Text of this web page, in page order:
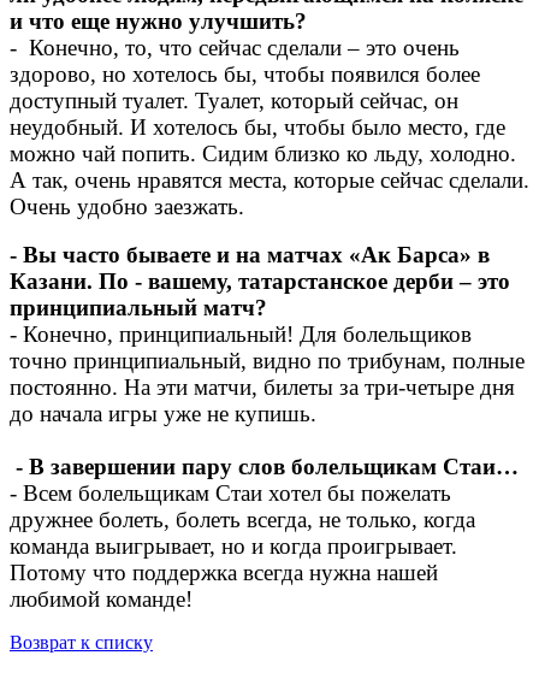
и что еще нужно улучшить?
- Конечно, то, что сейчас сделали – это очень
здорово, но хотелось бы, чтобы появился более
доступный туалет. Туалет, который сейчас, он
неудобный. И хотелось бы, чтобы было место, где
можно чай попить. Сидим близко ко льду, холодно.
А так, очень нравятся места, которые сейчас сделали.
Очень удобно заезжать.
- Вы часто бываете и на матчах «Ак Барса» в
Казани. По - вашему, татарстанское дерби – это
принципиальный матч?
- Конечно, принципиальный! Для болельщиков
точно принципиальный, видно по трибунам, полные
постоянно. На эти матчи, билеты за три-четыре дня
до начала игры уже не купишь.
- В завершении пару слов болельщикам Стаи…
- Всем болельщикам Стаи хотел бы пожелать
дружнее болеть, болеть всегда, не только, когда
команда выигрывает, но и когда проигрывает.
Потому что поддержка всегда нужна нашей
любимой команде!
Возврат к списку